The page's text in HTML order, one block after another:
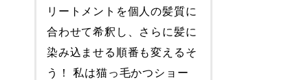
リートメントを個人の髪質に
合わせて希釈し、さらに髪に
染み込ませる順番も変えるそ
う！ 私は猫っ毛かつショー